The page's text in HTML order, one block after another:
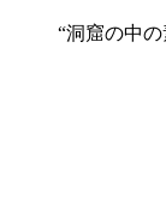
“洞窟の中